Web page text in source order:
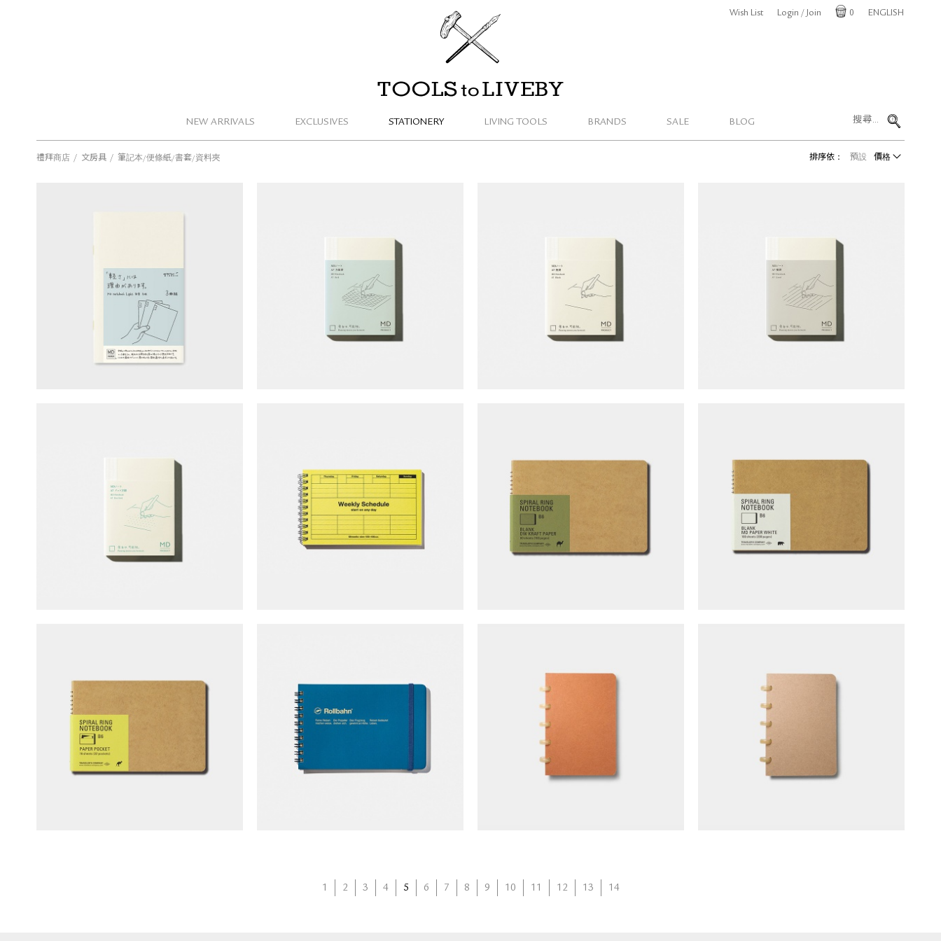
NEW ARRIVALS EXCLUSIVES STATIONERY LIVING TOOLS BRANDS SALE BLOG
Wish List
Login / Join
0 ENGLISH
禮拜商店 / 文房具 / 筆記本/便條紙/書套/資料夾 排序依： 預設 價格
MD PRODUCT 方格筆記本 (B6 silm/輕量
版)
250
MD PRODUCT 方格筆記本 (A7)
NT$250
MD PRODUCT 空白筆記本 (A7)
NT$250
MD PRODUCT 橫線筆記本 (A7)
NT$250
MD PRODUCT 點陣筆記本 (A7)
NT$250
Mark's Dayfree 週計畫 筆記本
NT$250
TRAVELER'S COMPANY 單線圈筆記本
(B6/空白牛皮紙)
TRAVELER'S COMPANY 單線圈筆記本
TRAVELER'S COMPANY 單線圈筆記本
(B6/口袋信封)
Delfonics Rollbahn 線圈筆記本 (橫式) Atoma 筆記本 (A6/格紋) Atoma 筆記本 (A6/橫線)
1 2 3 4 5 6 7 8 9 10 11 12 13 14